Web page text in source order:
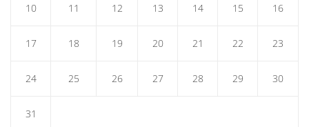
10 11 12 13 14 15 16
17 18 19 20 21 22 23
24 25 26 27 28 29 30
31